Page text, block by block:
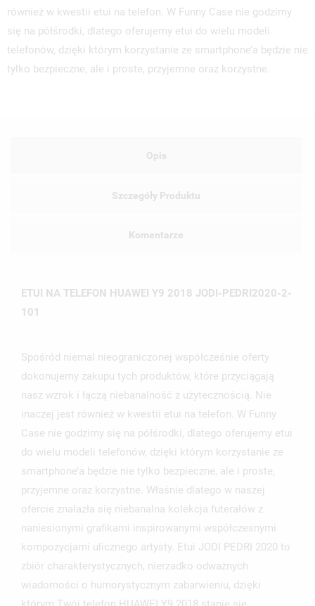
również w kwestii etui na telefon. W Funny Case nie godzimy
się na półśrodki, dlatego oferujemy etui do wielu modeli
telefonów, dzięki którym korzystanie ze smartphone’a będzie nie
tylko bezpieczne, ale i proste, przyjemne oraz korzystne.
Opis
Szczegóły Produktu
Komentarze
ETUI NA TELEFON HUAWEI Y9 2018 JODI-PEDRI2020-2-
101
Spośród niemal nieograniczonej współcześnie oferty
dokonujemy zakupu tych produktów, które przyciągają
nasz wzrok i łączą niebanalność z użytecznością. Nie
inaczej jest również w kwestii etui na telefon. W Funny
Case nie godzimy się na półśrodki, dlatego oferujemy etui
do wielu modeli telefonów, dzięki którym korzystanie ze
smartphone’a będzie nie tylko bezpieczne, ale i proste,
przyjemne oraz korzystne. Właśnie dlatego w naszej
ofercie znalazła się niebanalna kolekcja futerałów z
naniesionymi grafikami inspirowanymi współczesnymi
kompozycjami ulicznego artysty. Etui JODI PEDRI 2020 to
zbiór charakterystycznych, nierzadko odważnych
wiadomości o humorystycznym zabarwieniu, dzięki